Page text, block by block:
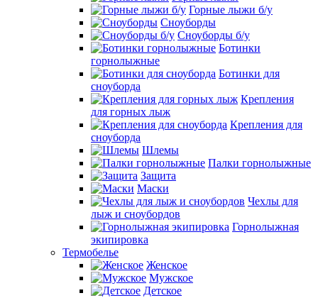
Горные лыжи б/у
Сноуборды
Сноуборды б/у
Ботинки
горнолыжные
Ботинки для
сноуборда
Крепления
для горных лыж
Крепления для
сноуборда
Шлемы
Палки горнолыжные
Защита
Маски
Чехлы для
лыж и сноубордов
Горнолыжная
экипировка
Термобелье
Женское
Мужское
Детское